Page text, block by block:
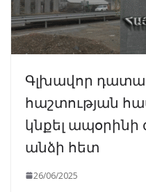
Գլխավոր
հաշտության
կնքել ապօրինի
անձի հետ
26/06/2025